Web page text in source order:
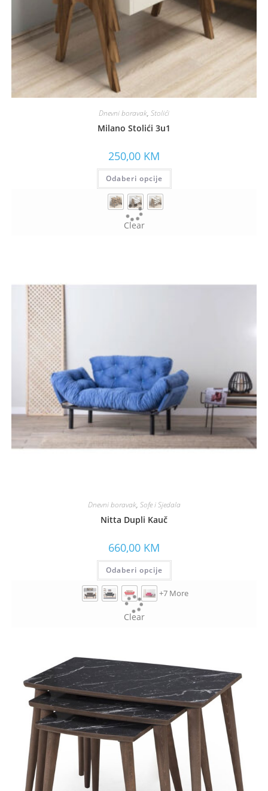
Dnevni boravak, Stolići
Milano Stolići 3u1
250,00 KM
Odaberi opcije
Clear
Dnevni boravak, Sofe i Sjedala
Nitta Dupli Kauč
660,00 KM
Odaberi opcije
+7 More
Clear